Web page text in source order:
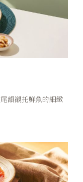
韻襯托鮮魚的細緻